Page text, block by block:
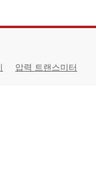
압력 트랜스미터